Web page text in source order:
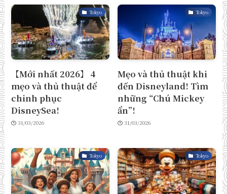
Tokyo
【Mới nhất 2026】 4
mẹo và thủ thuật để
chinh phục
DisneySea!
31/03/2026
Tokyo
Mẹo và thủ thuật khi
đến Disneyland! Tìm
những “Chú Mickey
ẩn”!
31/03/2026
Tokyo Tokyo